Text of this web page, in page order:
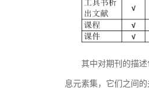
其中对期刊的描
息元素集，它们之间